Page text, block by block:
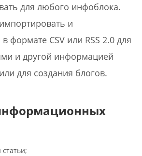
для любого инфоблока.
и
формате CSV или RSS 2.0 для
и другой информацией
для создания блогов.